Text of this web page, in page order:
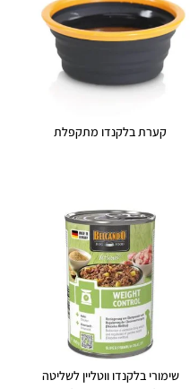
קערת בלקנדו מתקפלת
שימורי בלקנדו ווטליין לשליטה